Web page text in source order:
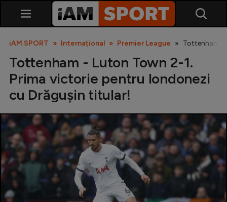
SuperLiga
Liga 2
Cupa României
Echipa Națională
iAM SPORT Internațional Premier League Tottenham -
Tottenham - Luton Town 2-1.
Prima victorie pentru londonezi
cu Drăgușin titular!